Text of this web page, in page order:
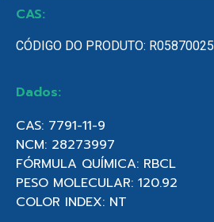
CAS:
CÓDIGO DO PRODUTO: R05870025
Dados:
CAS: 7791-11-9
NCM: 28273997
FÓRMULA QUÍMICA: RBCL
PESO MOLECULAR: 120.92
COLOR INDEX: NT